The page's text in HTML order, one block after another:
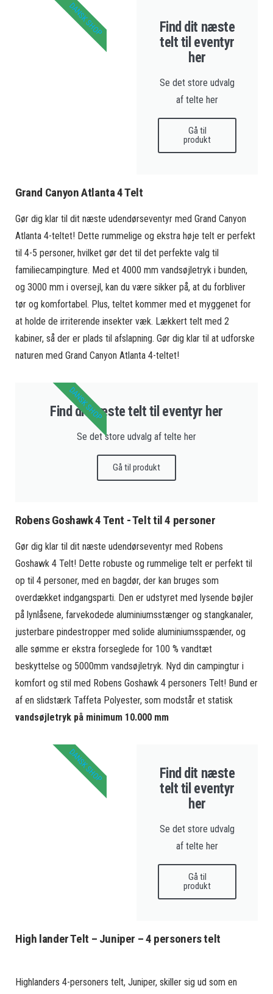
Find dit næste
telt til eventyr
her
Se det store udvalg
af telte her
Gå til
produkt
DANSK SHOP
Grand Canyon Atlanta 4 Telt
Gør dig klar til dit næste udendørseventyr med Grand Canyon
Atlanta 4-teltet! Dette rummelige og ekstra høje telt er perfekt
til 4-5 personer, hvilket gør det til det perfekte valg til
familiecampingture. Med et 4000 mm vandsøjletryk i bunden,
og 3000 mm i oversejl, kan du være sikker på, at du forbliver
tør og komfortabel. Plus, teltet kommer med et myggenet for
at holde de irriterende insekter væk. Lækkert telt med 2
kabiner, så der er plads til afslapning. Gør dig klar til at udforske
naturen med Grand Canyon Atlanta 4-teltet!
Find dit næste telt til eventyr her
Se det store udvalg af telte her
Gå til produkt
DANSK SHOP
Robens Goshawk 4 Tent - Telt til 4 personer
Gør dig klar til dit næste udendørseventyr med Robens
Goshawk 4 Telt! Dette robuste og rummelige telt er perfekt til
op til 4 personer, med en bagdør, der kan bruges som
overdækket indgangsparti. Den er udstyret med lysende bøjler
på lynlåsene, farvekodede aluminiumsstænger og stangkanaler,
justerbare pindestropper med solide aluminiumsspænder, og
alle sømme er ekstra forseglede for 100 % vandtæt
beskyttelse og 5000mm vandsøjletryk. Nyd din campingtur i
komfort og stil med Robens Goshawk 4 personers Telt! Bund er
af en slidstærk Taffeta Polyester, som modstår et statisk
vandsøjletryk på minimum 10.000 mm
Find dit næste
telt til eventyr
her
Se det store udvalg
af telte her
Gå til
produkt
DANSK SHOP
High lander Telt – Juniper – 4 personers telt
Highlanders 4-personers telt, Juniper, skiller sig ud som en